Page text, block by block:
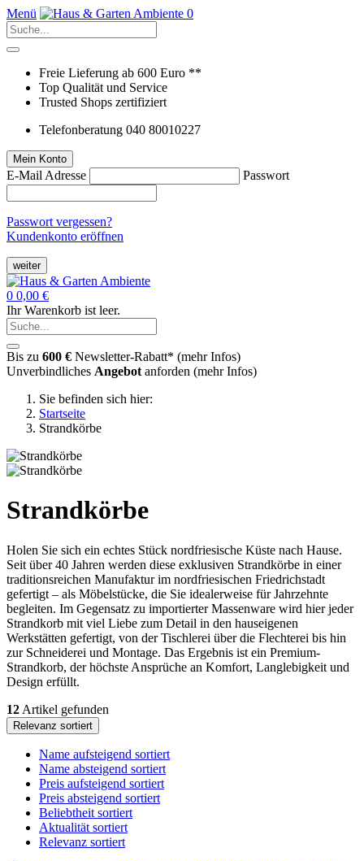
Menü 0
Freie Lieferung ab 600 Euro **
Top Qualität und Service
Trusted Shops zertifiziert
Telefonberatung 040 80010227
Mein Konto
E-Mail Adresse Passwort
Passwort vergessen?
Kundenkonto eröffnen
weiter
0 0,00 €
Ihr Warenkorb ist leer.
Bis zu 600 € Newsletter-Rabatt* (mehr Infos)
Unverbindliches Angebot anforden (mehr Infos)
Sie befinden sich hier:
Startseite
Strandkörbe
Strandkörbe
Holen Sie sich ein echtes Stück nordfriesische Küste nach Hause.
Seit über 40 Jahren werden diese exklusiven Strandkörbe in einer
traditionsreichen Manufaktur im nordfriesischen Friedrichstadt
gefertigt – als Möbelstücke, die Sie idealerweise für Jahrzehnte
begleiten. Im Gegensatz zu importierter Massenware wird hier jeder
Strandkorb mit viel Liebe zum Detail in den hauseigenen
Werkstätten gefertigt, von der Tischlerei über die Flechterei bis hin
zur Schneiderei und Montage. Das Ergebnis ist ein Premium-
Strandkorb, der höchste Ansprüche an Komfort, Langlebigkeit und
Design erfüllt.
12 Artikel gefunden
Relevanz sortiert
Name aufsteigend sortiert
Name absteigend sortiert
Preis aufsteigend sortiert
Preis absteigend sortiert
Beliebtheit sortiert
Aktualität sortiert
Relevanz sortiert